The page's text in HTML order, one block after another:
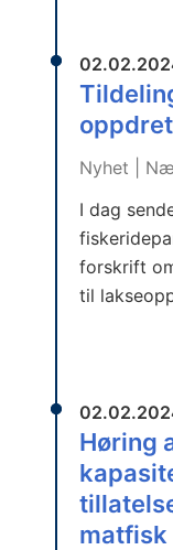
Nyhet |
I dag
forskrift
til
Høring
matfisk